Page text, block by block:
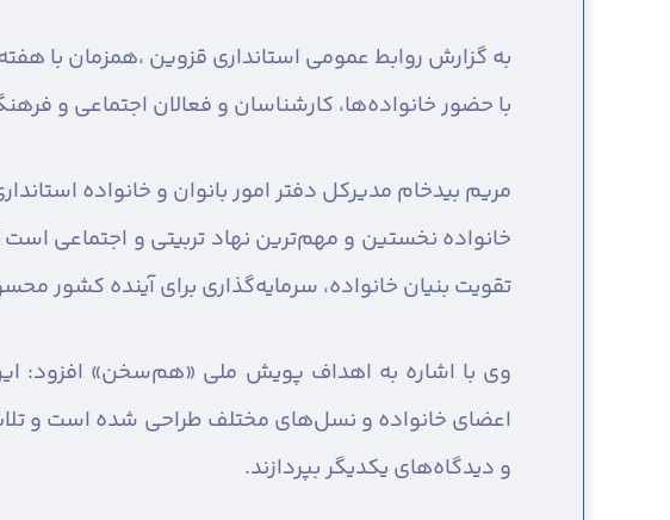
به گزارش روابط عمومی استانداری قزوین ،همزمان با
با حضور خانواده‌ها، کارشناسان و فعالان اجتماعی و
مریم بیدخام مدیرکل دفتر امور بانوان و خانواده
خانواده نخستین و مهم‌ترین نهاد تربیتی و اجتماعی
تقویت بنیان خانواده، سرمایه‌گذاری برای آینده کشور
وی با اشاره به اهداف پویش ملی «هم‌سخن» افزود:
اعضای خانواده و نسل‌های مختلف طراحی شده است و
و دیدگاه‌های یکدیگر بپردازند.